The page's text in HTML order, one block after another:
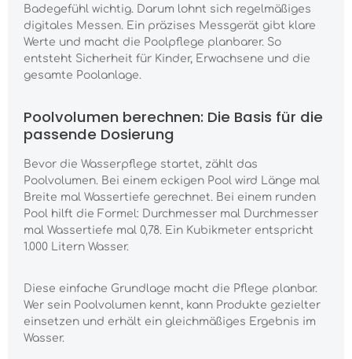
Badegefühl wichtig. Darum lohnt sich regelmäßiges
digitales Messen. Ein präzises Messgerät gibt klare
Werte und macht die Poolpflege planbarer. So
entsteht Sicherheit für Kinder, Erwachsene und die
gesamte Poolanlage.
Poolvolumen berechnen: Die Basis für die
passende Dosierung
Bevor die Wasserpflege startet, zählt das
Poolvolumen. Bei einem eckigen Pool wird Länge mal
Breite mal Wassertiefe gerechnet. Bei einem runden
Pool hilft die Formel: Durchmesser mal Durchmesser
mal Wassertiefe mal 0,78. Ein Kubikmeter entspricht
1.000 Litern Wasser.
Diese einfache Grundlage macht die Pflege planbar.
Wer sein Poolvolumen kennt, kann Produkte gezielter
einsetzen und erhält ein gleichmäßiges Ergebnis im
Wasser.